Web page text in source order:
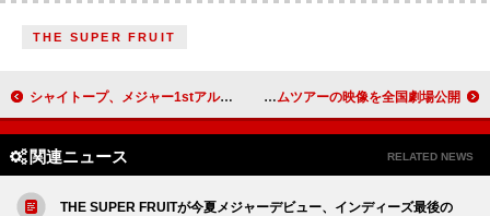
THE SUPER FRUIT
シャイトープ、メジャー1stアルバム『WELCOME TO YOUR LIFE』7月リリース Official髭男dism、スタジアムツアーの映像を全国劇場公開
関連ニュース RELATED NEWS
THE SUPER FRUITが今夏メジャーデビュー、インディーズ最後の